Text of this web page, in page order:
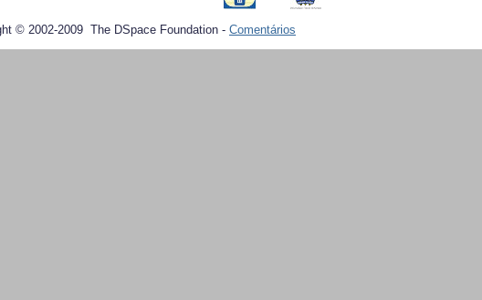
© 2002-2009 The DSpace Foundation - Comentários